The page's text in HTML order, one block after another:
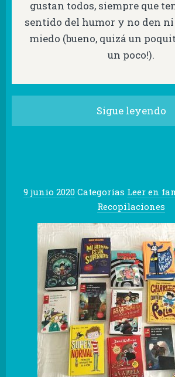
gustan todos, siempre que
sentido del humor y no den
miedo (bueno, quizá un
un poco!).
Sigue leyendo
9 junio 2020 Categorías Leer en
Recopilaciones